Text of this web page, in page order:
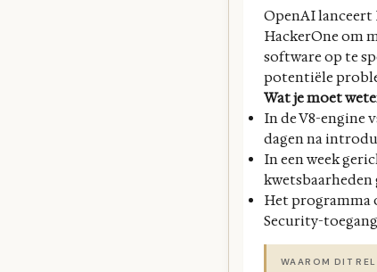
OpenAI lanceert
HackerOne om
software op te
potentiële
Wat je moet
In de V8-engine
dagen na
In een week
kwetsbaarheden
Het programma
Security-
WAAROM DIT